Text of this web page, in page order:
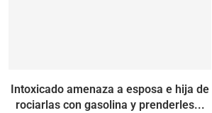
Intoxicado amenaza a esposa e hija de
rociarlas con gasolina y prenderles...